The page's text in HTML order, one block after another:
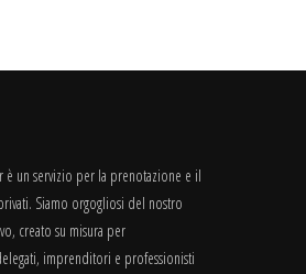
è un servizio per la prenotazione e il
Siamo orgogliosi del nostro
creato su misura per
imprenditori e professionisti